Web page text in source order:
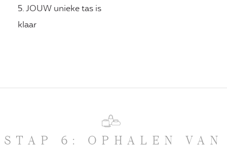
5. JOUW unieke tas is
klaar
STAP 6: OPHALEN VAN